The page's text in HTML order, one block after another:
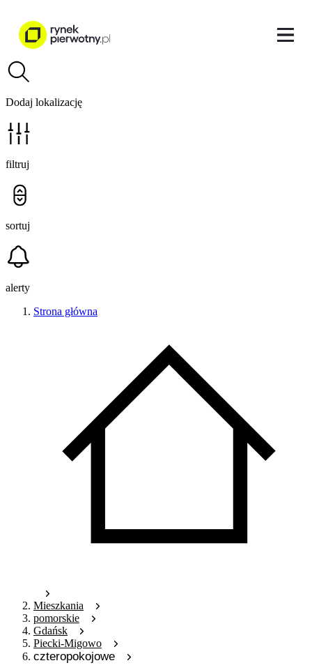
Dodaj lokalizację
filtruj
sortuj
alerty
Strona główna
Mieszkania
pomorskie
Gdańsk
Piecki-Migowo
czteropokojowe